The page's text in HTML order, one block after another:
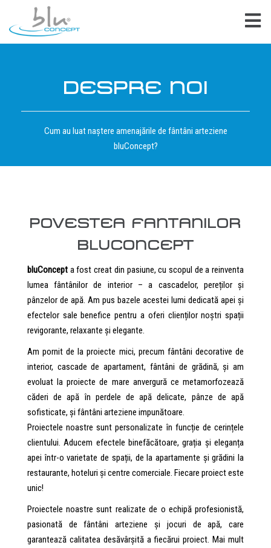
DESPRE NOI
Cum au luat naștere amenajările de fântâni arteziene
bluConcept?
POVESTEA FANTANILOR
BLUCONCEPT
bluConcepta fost creat din pasiune, cu scopul de a reinventa
lumea fântânilor de interior – a cascadelor, pereților și
pânzelor de apă. Am pus bazele acestei lumi dedicată apei și
efectelor sale benefice pentru a oferi clienților noștri spații
revigorante, relaxante și elegante.
Am pornit de la proiecte mici, precum fântâni decorative de
interior, cascade de apartament, fântâni de grădină, și am
evoluat la proiecte de mare anvergură ce metamorfozează
căderi de apă în perdele de apă delicate, pânze de apă
sofisticate, și fântâni arteziene impunătoare.
Proiectele noastre sunt personalizate în funcție de cerințele
clientului. Aducem efectele binefăcătoare, grația și eleganța
apei într-o varietate de spații, de la apartamente și grădini la
restaurante, hoteluri și centre comerciale. Fiecare proiect este
unic!
Proiectele noastre sunt realizate de o echipă profesionistă,
pasionată de fântâni arteziene și jocuri de apă, care
garantează calitatea desăvârșită a fiecărui proiect. Mai mult